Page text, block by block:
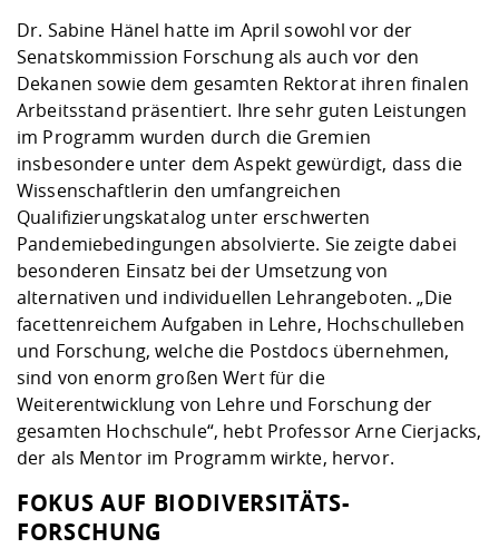
Dr. Sabine Hänel hatte im April sowohl vor der
Senatskommission Forschung als auch vor den
Dekanen sowie dem gesamten Rektorat ihren finalen
Arbeitsstand präsentiert. Ihre sehr guten Leistungen
im Programm wurden durch die Gremien
insbesondere unter dem Aspekt gewürdigt, dass die
Wissenschaftlerin den umfangreichen
Qualifizierungskatalog unter erschwerten
Pandemiebedingungen absolvierte. Sie zeigte dabei
besonderen Einsatz bei der Umsetzung von
alternativen und individuellen Lehrangeboten. „Die
facettenreichem Aufgaben in Lehre, Hochschulleben
und Forschung, welche die Postdocs übernehmen,
sind von enorm großen Wert für die
Weiterentwicklung von Lehre und Forschung der
gesamten Hochschule“, hebt Professor Arne Cierjacks,
der als Mentor im Programm wirkte, hervor.
FOKUS AUF BIODIVERSITÄTS-
FORSCHUNG